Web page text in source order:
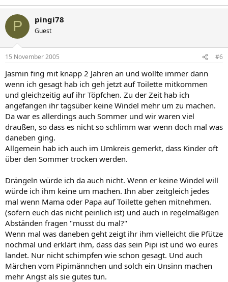
P pingi78
Guest
15 November 2005 #6
Jasmin fing mit knapp 2 Jahren an und wollte immer dann
wenn ich gesagt hab ich geh jetzt auf Toilette mitkommen
und gleichzeitig auf ihr Töpfchen. Zu der Zeit hab ich
angefangen ihr tagsüber keine Windel mehr um zu machen.
Da war es allerdings auch Sommer und wir waren viel
draußen, so dass es nicht so schlimm war wenn doch mal was
daneben ging.
Allgemein hab ich auch im Umkreis gemerkt, dass Kinder oft
über den Sommer trocken werden.
Drängeln würde ich da auch nicht. Wenn er keine Windel will
würde ich ihm keine um machen. Ihn aber zeitgleich jedes
mal wenn Mama oder Papa auf Toilette gehen mitnehmen.
(sofern euch das nicht peinlich ist) und auch in regelmäßigen
Abständen fragen "musst du mal?"
Wenn mal was daneben geht zeigt ihr ihm vielleicht die Pfütze
nochmal und erklärt ihm, dass das sein Pipi ist und wo eures
landet. Nur nicht schimpfen wie schon gesagt. Und auch
Märchen vom Pipimännchen und solch ein Unsinn machen
mehr Angst als sie gutes tun.